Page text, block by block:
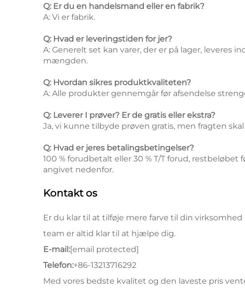
Q: Er du en handelsmand eller en fabrik?
A: Vi er fabrik.
Q: Hvad er leveringstiden for jer?
A: Generelt set kan varer, der er på lager, leveres
mængden.
Q: Hvordan sikres produktkvaliteten?
A: Alle produkter gennemgår før afsendelse
Q: Leverer I prøver? Er de gratis eller ekstra?
Ja, vi kunne tilbyde prøven gratis, men fragten
Q: Hvad er jeres betalingsbetingelser?
100 % forudbetalt eller 30 % T/T forud,
angivet nedenfor.
Kontakt os
Er du klar til at tilføje mere farve til din
team er altid klar til at hjælpe dig.
E-mail:[email protected]
Telefon:+86-13213716292
Med vores bedste kvalitet og den laveste pris